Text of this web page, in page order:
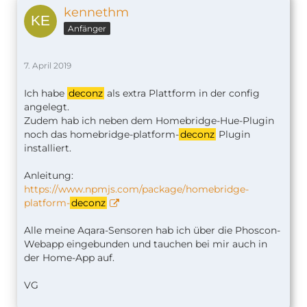
kennethm
Anfänger
7. April 2019
Ich habe deconz als extra Plattform in der config
angelegt.
Zudem hab ich neben dem Homebridge-Hue-Plugin
noch das homebridge-platform-deconz Plugin
installiert.
Anleitung:
https://www.npmjs.com/package/homebridge-
platform-deconz
Alle meine Aqara-Sensoren hab ich über die Phoscon-
Webapp eingebunden und tauchen bei mir auch in
der Home-App auf.
VG